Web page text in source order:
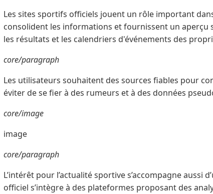
Les sites sportifs officiels jouent un rôle important
consolident les informations et fournissent un
les résultats et les calendriers d'événements des
core/paragraph
Les utilisateurs souhaitent des sources fiables pour
éviter de se fier à des rumeurs et à des données
core/image
image
core/paragraph
L’intérêt pour l’actualité sportive s’accompagne aussi
officiel s’intègre à des plateformes proposant des